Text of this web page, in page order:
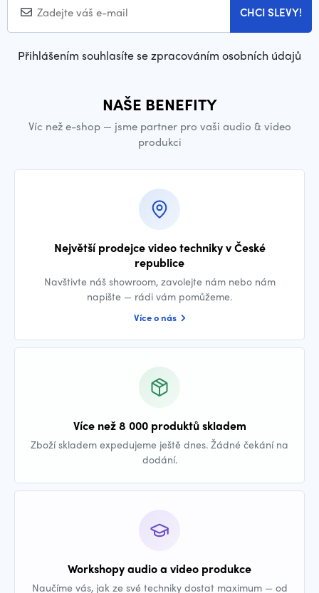
CHCI SLEVY!
Přihlášením souhlasíte se zpracováním osobních údajů
NAŠE BENEFITY
Víc než e-shop — jsme partner pro vaši audio & video
produkci
Největší prodejce video techniky v České
republice
Navštivte náš showroom, zavolejte nám nebo nám
napište — rádi vám pomůžeme.
Více o nás
Více než 8 000 produktů skladem
Zboží skladem expedujeme ještě dnes. Žádné čekání na
dodání.
Workshopy audio a video produkce
Naučíme vás, jak ze své techniky dostat maximum — od